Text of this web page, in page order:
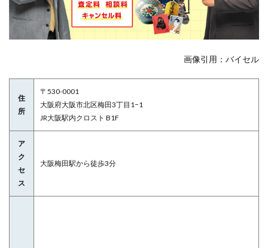
画像引用：バイセル
住
所
〒530-0001
大阪府大阪市北区梅田3丁目1−1
JR大阪駅内クロスト B1F
ア
ク
セ
ス
大阪梅田駅から徒歩3分